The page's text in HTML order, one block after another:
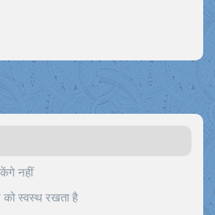
नहीं
स्वस्थ रखता है